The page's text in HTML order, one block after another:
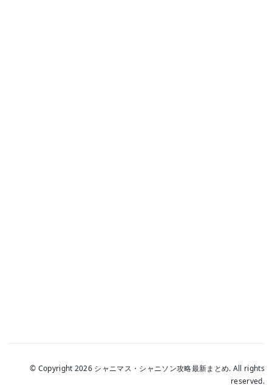
© Copyright 2026 シャニマス・シャニソン攻略最新まとめ. All rights
reserved.